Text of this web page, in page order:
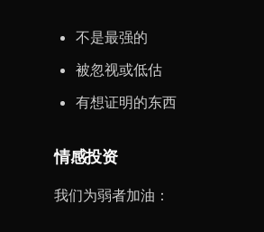
不是最强的
被忽视或低估
有想证明的东西
情感投资
我们为弱者加油：